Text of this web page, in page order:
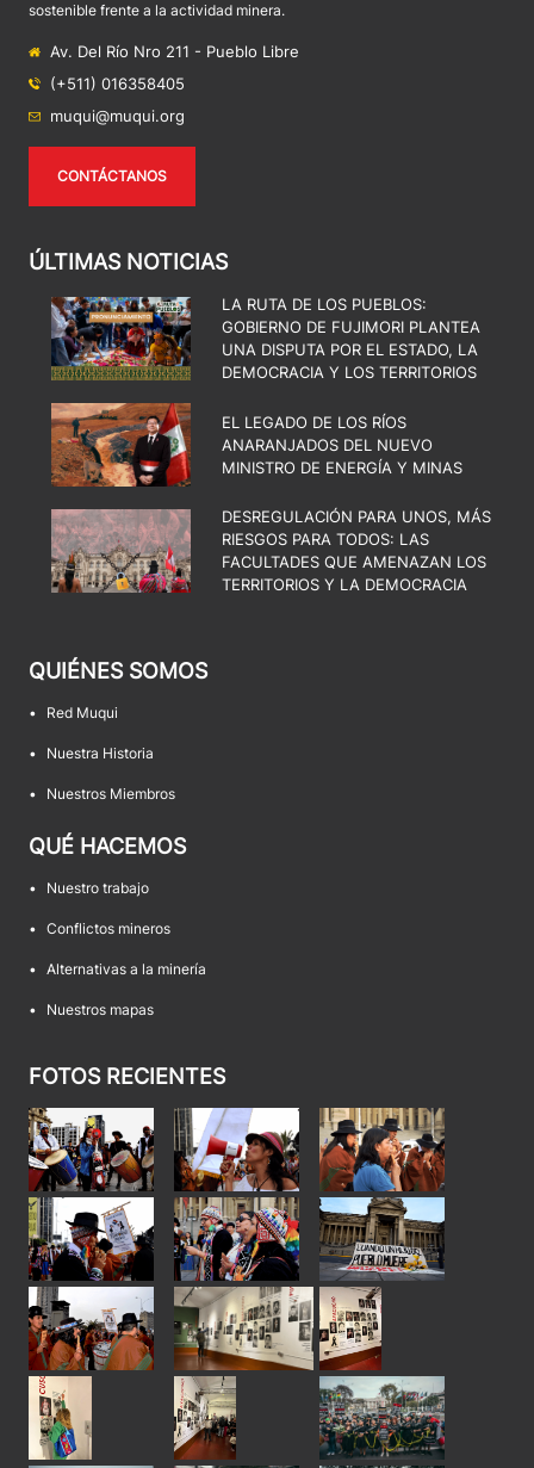
sostenible frente a la actividad minera.
Av. Del Río Nro 211 - Pueblo Libre
(+511) 016358405
muqui@muqui.org
CONTÁCTANOS
ÚLTIMAS NOTICIAS
LA RUTA DE LOS PUEBLOS:
GOBIERNO DE FUJIMORI PLANTEA
UNA DISPUTA POR EL ESTADO, LA
DEMOCRACIA Y LOS TERRITORIOS
EL LEGADO DE LOS RÍOS
ANARANJADOS DEL NUEVO
MINISTRO DE ENERGÍA Y MINAS
DESREGULACIÓN PARA UNOS, MÁS
RIESGOS PARA TODOS: LAS
FACULTADES QUE AMENAZAN LOS
TERRITORIOS Y LA DEMOCRACIA
QUIÉNES SOMOS
• Red Muqui
• Nuestra Historia
• Nuestros Miembros
QUÉ HACEMOS
• Nuestro trabajo
• Conflictos mineros
• Alternativas a la minería
• Nuestros mapas
FOTOS RECIENTES